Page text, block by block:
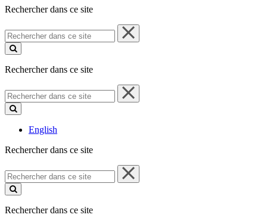
Rechercher dans ce site
Rechercher
dans
ce
Rechercher dans ce site
Rechercher
dans
ce
English
Rechercher dans ce site
Rechercher
dans
ce
Rechercher dans ce site